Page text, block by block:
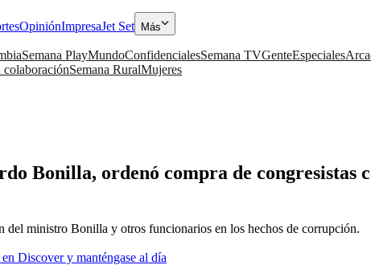
OpiniónImpresaJet Set Más
Semana PlayMundoConfidencialesSemana TVGenteEspeciales
colaboraciónSemana RuralMujeres
Bonilla, ordenó compra de congresistas
del ministro Bonilla y otros funcionarios en los hechos de corrupción.
Discover y manténgase al día